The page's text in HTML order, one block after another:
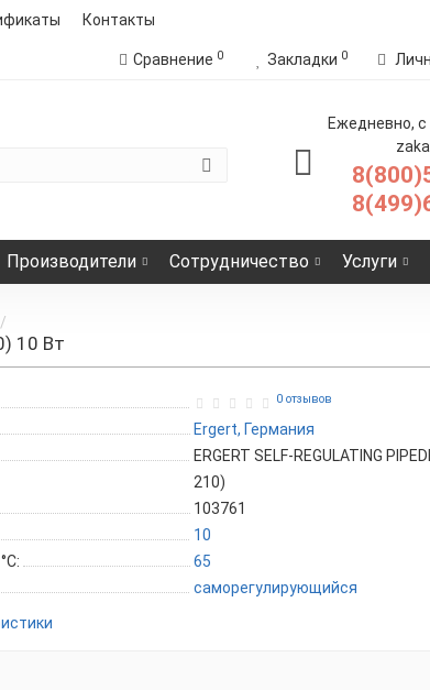
Контакты
Сравнение 0 Закладки 0
Ежедневно, с
Производители Сотрудничество Услуги
10 Вт
0 отзывов
Ergert, Германия
ERGERT SELF-REGULATING
210)
103761
10
65
саморегулирующийся